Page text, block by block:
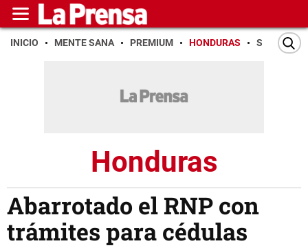
INICIO MENTE SANA PREMIUM HONDURAS SAN PEDRO
Honduras
Abarrotado el RNP con
trámites para cédulas